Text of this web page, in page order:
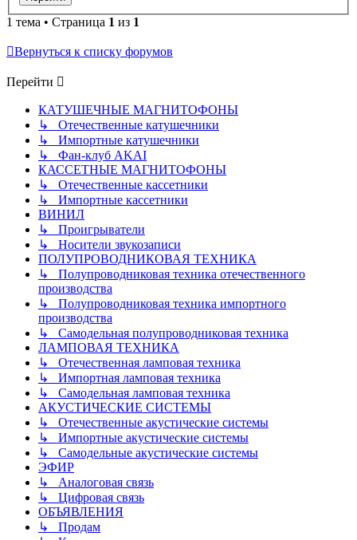
1 тема • Страница 1 из 1
Вернуться к списку форумов
Перейти
КАТУШЕЧНЫЕ МАГНИТОФОНЫ
↳ Отечественные катушечники
↳ Импортные катушечники
↳ Фан-клуб AKAI
КАССЕТНЫЕ МАГНИТОФОНЫ
↳ Отечественные кассетники
↳ Импортные кассетники
ВИНИЛ
↳ Проигрыватели
↳ Носители звукозаписи
ПОЛУПРОВОДНИКОВАЯ ТЕХНИКА
↳ Полупроводниковая техника отечественного
производства
↳ Полупроводниковая техника импортного
производства
↳ Самодельная полупроводниковая техника
ЛАМПОВАЯ ТЕХНИКА
↳ Отечественная ламповая техника
↳ Импортная ламповая техника
↳ Самодельная ламповая техника
АКУСТИЧЕСКИЕ СИСТЕМЫ
↳ Отечественные акустические системы
↳ Импортные акустические системы
↳ Самодельные акустические системы
ЭФИР
↳ Аналоговая связь
↳ Цифровая связь
ОБЪЯВЛЕНИЯ
↳ Продам